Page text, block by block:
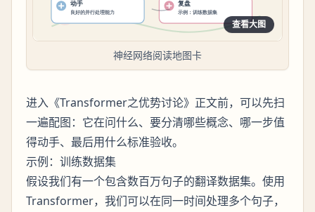
查看大图
神经网络阅读地图卡
进入《Transformer之优势讨论》正文前，可以先扫
一遍配图：它在问什么、要分清哪些概念、哪一步值
得动手、最后用什么标准验收。
示例：训练数据集
假设我们有一个包含数百万句子的翻译数据集。使用
Transformer，我们可以在同一时间处理多个句子，